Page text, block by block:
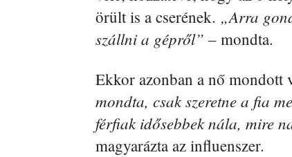
örült is a cserének. „Arra
szállni a gépről” – mondta.
Ekkor azonban a nő mondott
mondta, csak szeretne a fia
férfiak idősebbek nála, mire
magyarázta az influenszer.